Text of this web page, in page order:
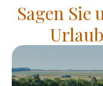
Sagen Sie